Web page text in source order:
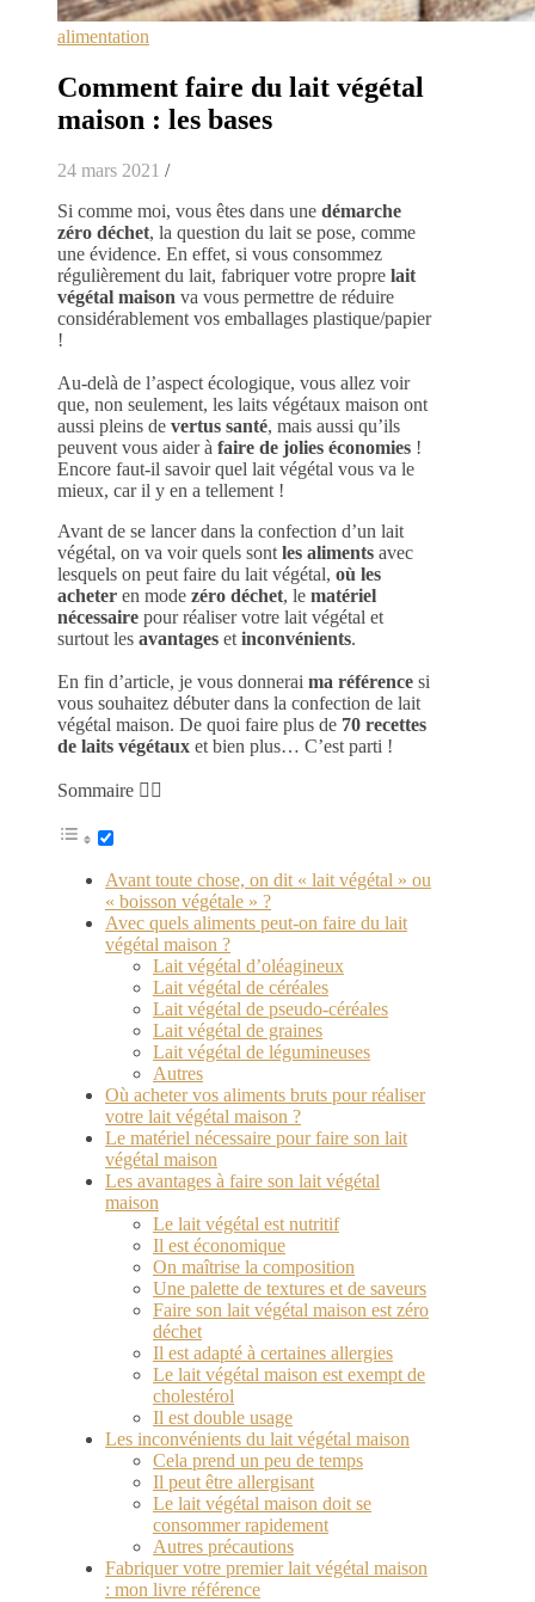
alimentation
Comment faire du lait végétal
maison : les bases
24 mars 2021 /
Si comme moi, vous êtes dans une démarche
zéro déchet, la question du lait se pose, comme
une évidence. En effet, si vous consommez
régulièrement du lait, fabriquer votre propre lait
végétal maison va vous permettre de réduire
considérablement vos emballages plastique/papier
!
Au-delà de l’aspect écologique, vous allez voir
que, non seulement, les laits végétaux maison ont
aussi pleins de vertus santé, mais aussi qu’ils
peuvent vous aider à faire de jolies économies !
Encore faut-il savoir quel lait végétal vous va le
mieux, car il y en a tellement !
Avant de se lancer dans la confection d’un lait
végétal, on va voir quels sont les aliments avec
lesquels on peut faire du lait végétal, où les
acheter en mode zéro déchet, le matériel
nécessaire pour réaliser votre lait végétal et
surtout les avantages et inconvénients.
En fin d’article, je vous donnerai ma référence si
vous souhaitez débuter dans la confection de lait
végétal maison. De quoi faire plus de 70 recettes
de laits végétaux et bien plus… C’est parti !
Sommaire 👉🏻
Avant toute chose, on dit « lait végétal » ou
« boisson végétale » ?
Avec quels aliments peut-on faire du lait
végétal maison ?
Lait végétal d’oléagineux
Lait végétal de céréales
Lait végétal de pseudo-céréales
Lait végétal de graines
Lait végétal de légumineuses
Autres
Où acheter vos aliments bruts pour réaliser
votre lait végétal maison ?
Le matériel nécessaire pour faire son lait
végétal maison
Les avantages à faire son lait végétal
maison
Le lait végétal est nutritif
Il est économique
On maîtrise la composition
Une palette de textures et de saveurs
Faire son lait végétal maison est zéro
déchet
Il est adapté à certaines allergies
Le lait végétal maison est exempt de
cholestérol
Il est double usage
Les inconvénients du lait végétal maison
Cela prend un peu de temps
Il peut être allergisant
Le lait végétal maison doit se
consommer rapidement
Autres précautions
Fabriquer votre premier lait végétal maison
: mon livre référence